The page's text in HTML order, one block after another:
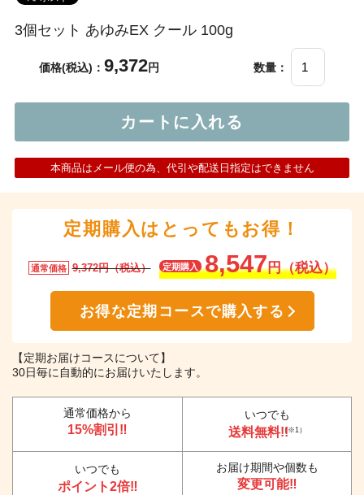
3個セット あゆみEX クール 100g
価格(税込)： 9,372円 数量：
本商品はメール便の為、代引や配送日指定はできません
定期購入はとってもお得！
通常価格 9,372円（税込） 定期購入 8,547円（税込）
お得な定期コースで購入する
【定期お届けコースについて】
30日毎に自動的にお届けいたします。
通常価格から
15%割引‼
いつでも
送料無料!!（※1）
いつでも
ポイント2倍‼
お届け期間や個数も
変更可能‼